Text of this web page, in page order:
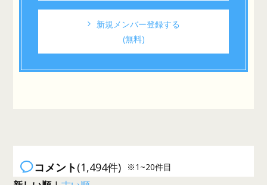
新規メンバー登録する
(無料)
コメント(1,494件) ※1~20件目